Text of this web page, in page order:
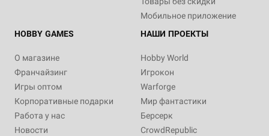
Мобильное приложение
HOBBY GAMES
О магазине
Франчайзинг
Игры оптом
Корпоративные подарки
Работа у нас
Новости
НАШИ ПРОЕКТЫ
Hobby World
Игрокон
Warforge
Мир фантастики
Берсерк
CrowdRepublic